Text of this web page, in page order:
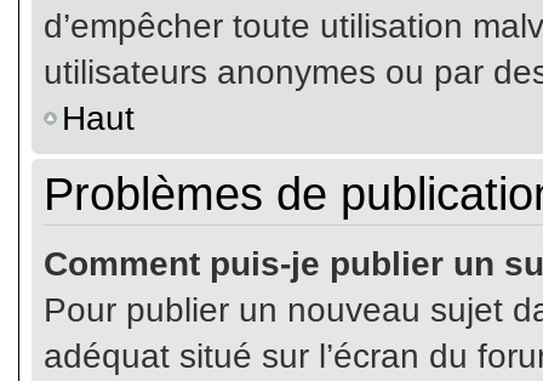
d’empêcher toute utilisation
utilisateurs anonymes ou par
Haut
Problèmes de
Comment puis-je publier un
Pour publier un nouveau sujet
adéquat situé sur l’écran du